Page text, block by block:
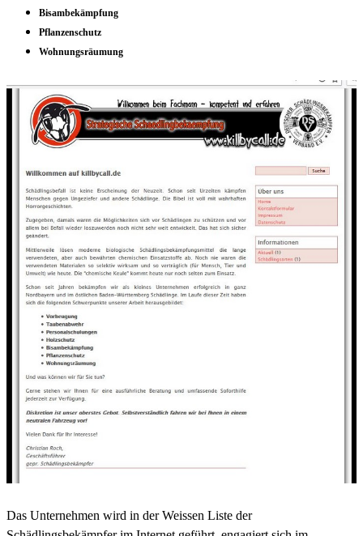
Bisambekämpfung
Pflanzenschutz
Wohnungsräumung
Das Unternehmen wird in der Weissen Liste der